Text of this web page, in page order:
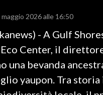
2026 alle 16:50
- A Gulf
Center, il
una bevanda
yaupon. Tra storia